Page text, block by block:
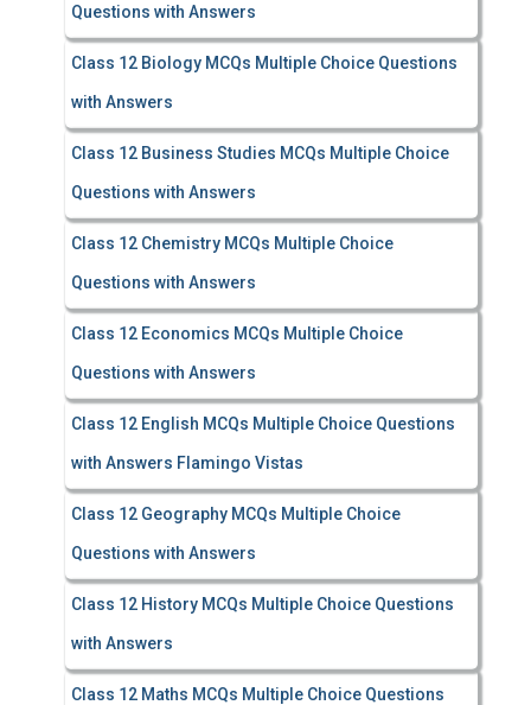
Questions with Answers
Class 12 Biology MCQs Multiple Choice Questions
with Answers
Class 12 Business Studies MCQs Multiple Choice
Questions with Answers
Class 12 Chemistry MCQs Multiple Choice
Questions with Answers
Class 12 Economics MCQs Multiple Choice
Questions with Answers
Class 12 English MCQs Multiple Choice Questions
with Answers Flamingo Vistas
Class 12 Geography MCQs Multiple Choice
Questions with Answers
Class 12 History MCQs Multiple Choice Questions
with Answers
Class 12 Maths MCQs Multiple Choice Questions